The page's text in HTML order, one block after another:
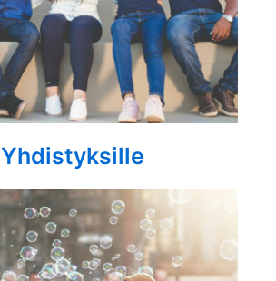
Yhdistyksille